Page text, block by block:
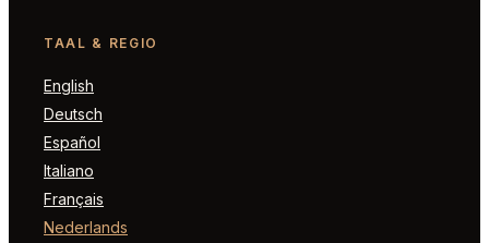
TAAL & REGIO
English
Deutsch
Español
Italiano
Français
Nederlands